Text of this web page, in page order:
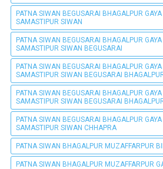
PATNA SIWAN BEGUSARAI BHAGALPUR
SAMASTIPUR SIWAN
PATNA SIWAN BEGUSARAI BHAGALPUR
SAMASTIPUR SIWAN BEGUSARAI
PATNA SIWAN BEGUSARAI BHAGALPUR
SAMASTIPUR SIWAN BEGUSARAI
PATNA SIWAN BEGUSARAI BHAGALPUR
SAMASTIPUR SIWAN BEGUSARAI
PATNA SIWAN BEGUSARAI BHAGALPUR
SAMASTIPUR SIWAN CHHAPRA
PATNA SIWAN BHAGALPUR MUZAFFARPUR
PATNA SIWAN BHAGALPUR MUZAFFARPUR